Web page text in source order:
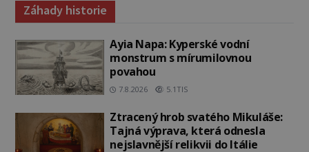
Záhady historie
Ayia Napa: Kyperské vodní
monstrum s mírumilovnou
povahou
7.8.2026 5.1TIS
Ztracený hrob svatého Mikuláše:
Tajná výprava, která odnesla
nejslavnější relikvii do Itálie